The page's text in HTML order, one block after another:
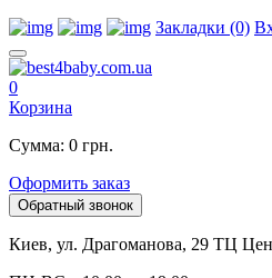
Закладки (0)
0
Корзина
Сумма: 0 грн.
Оформить заказ
Обратный звонок
Киев, ул. Драгоманова, 29 ТЦ